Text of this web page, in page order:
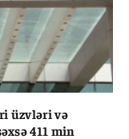
üzvləri və
411 min